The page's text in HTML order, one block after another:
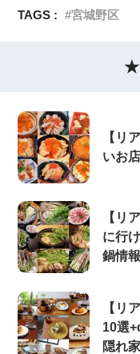
TAGS :
宮城野区
★
【リ
いお
【リ
に行
鍋情
【リ
10選
隠れ